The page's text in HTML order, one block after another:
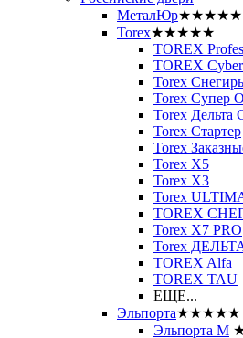
МеталЮр★★★★★
Torex★★★★★
TOREX
TOREX Cyber
Torex Снегирь
Torex Супер
Torex Дельта
Torex Стартер
Torex
Torex Х5
Torex Х3
Torex
TOREX
Torex X7 PRO
Torex
TOREX Alfa
TOREX TAU
ЕЩЕ...
Эльпорта★★★★★
Эльпорта M